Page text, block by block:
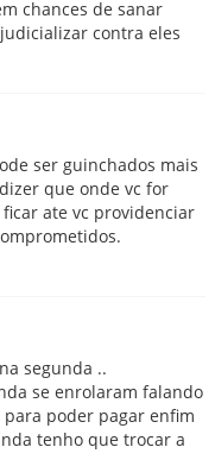
chances de sanar
contra eles
ser guinchados mais
que onde vc for
ate vc providenciar
segunda ..
se enrolaram falando
poder pagar enfim
tenho que trocar a